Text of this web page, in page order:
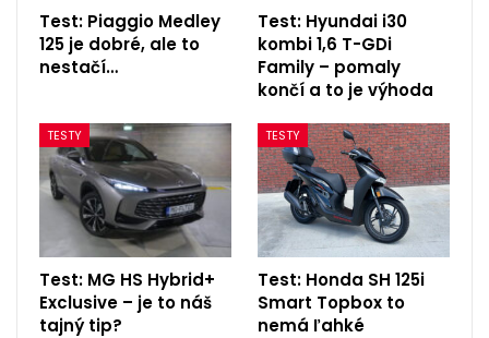
Test: Piaggio Medley
125 je dobré, ale to
nestačí…
Test: Hyundai i30
kombi 1,6 T-GDi
Family – pomaly
končí a to je výhoda
TESTY
Test: MG HS Hybrid+
Exclusive – je to náš
tajný tip?
TESTY
Test: Honda SH 125i
Smart Topbox to
nemá ľahké